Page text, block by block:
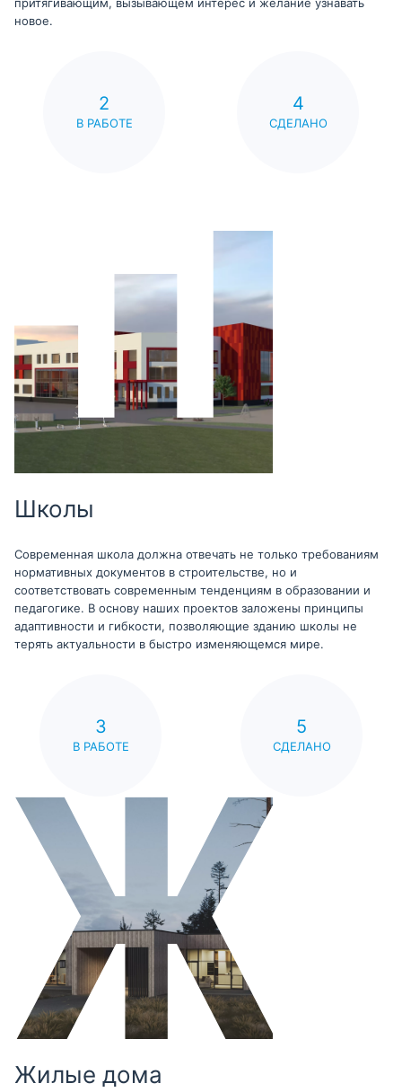
притягивающим, вызывающем интерес и желание узнавать
новое.
2
В РАБОТЕ
4
СДЕЛАНО
Школы
Современная школа должна отвечать не только требованиям
нормативных документов в строительстве, но и
соответствовать современным тенденциям в образовании и
педагогике. В основу наших проектов заложены принципы
адаптивности и гибкости, позволяющие зданию школы не
терять актуальности в быстро изменяющемся мире.
3
В РАБОТЕ
5
СДЕЛАНО
Жилые дома